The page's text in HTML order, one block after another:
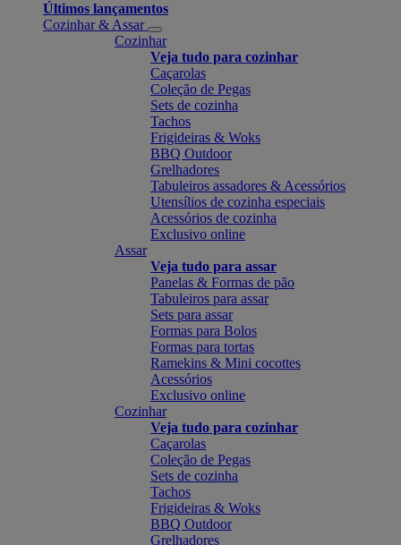
Últimos lançamentos
Cozinhar & Assar
Cozinhar
Veja tudo para cozinhar
Caçarolas
Coleção de Pegas
Sets de cozinha
Tachos
Frigideiras & Woks
BBQ Outdoor
Grelhadores
Tabuleiros assadores & Acessórios
Utensílios de cozinha especiais
Acessórios de cozinha
Exclusivo online
Assar
Veja tudo para assar
Panelas & Formas de pão
Tabuleiros para assar
Sets para assar
Formas para Bolos
Formas para tortas
Ramekins & Mini cocottes
Acessórios
Exclusivo online
Cozinhar
Veja tudo para cozinhar
Caçarolas
Coleção de Pegas
Sets de cozinha
Tachos
Frigideiras & Woks
BBQ Outdoor
Grelhadores